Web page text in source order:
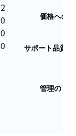
2
0
0
0